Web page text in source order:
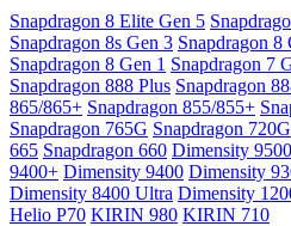
Snapdragon 8 Elite Gen 5
Snapdragon 8s Gen 3 Snapdragon 8
Snapdragon 8 Gen 1 Snapdragon 7
Snapdragon 888 Plus Snapdragon
865/865+ Snapdragon 855/855+
Snapdragon 765G Snapdragon 720G
665 Snapdragon 660 Dimensity 9500
9400+ Dimensity 9400 Dimensity
Dimensity 8400 Ultra Dimensity
Helio P70 KIRIN 980 KIRIN 710